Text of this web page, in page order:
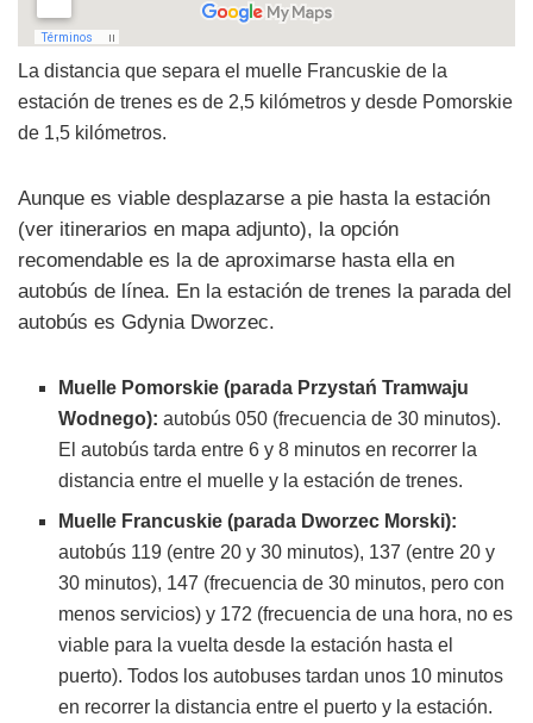
La distancia que separa el muelle Francuskie de la
estación de trenes es de 2,5 kilómetros y desde Pomorskie
de 1,5 kilómetros.
Aunque es viable desplazarse a pie hasta la estación
(ver itinerarios en mapa adjunto), la opción
recomendable es la de aproximarse hasta ella en
autobús de línea. En la estación de trenes la parada del
autobús es Gdynia Dworzec.
Muelle Pomorskie (parada Przystań Tramwaju
Wodnego): autobús 050 (frecuencia de 30 minutos).
El autobús tarda entre 6 y 8 minutos en recorrer la
distancia entre el muelle y la estación de trenes.
Muelle Francuskie (parada Dworzec Morski):
autobús 119 (entre 20 y 30 minutos), 137 (entre 20 y
30 minutos), 147 (frecuencia de 30 minutos, pero con
menos servicios) y 172 (frecuencia de una hora, no es
viable para la vuelta desde la estación hasta el
puerto). Todos los autobuses tardan unos 10 minutos
en recorrer la distancia entre el puerto y la estación.